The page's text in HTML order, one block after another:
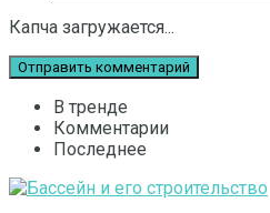
Капча загружается...
В тренде
Комментарии
Последнее